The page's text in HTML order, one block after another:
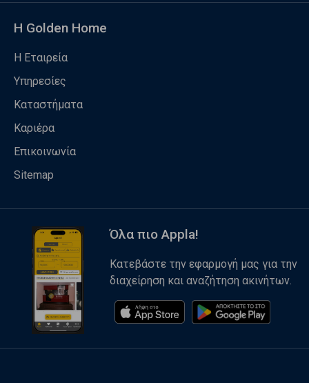
Η Golden Home
Η Εταιρεία
Υπηρεσίες
Καταστήματα
Καριέρα
Επικοινωνία
Sitemap
Όλα πιο Appla!
Κατεβάστε την εφαρμογή μας για την
διαχείρηση και αναζήτηση ακινήτων.